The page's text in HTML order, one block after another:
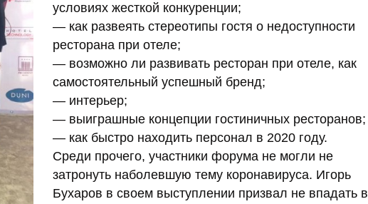
условиях жесткой конкуренции;
— как развеять стереотипы гостя о недоступности
ресторана при отеле;
— возможно ли развивать ресторан при отеле, как
самостоятельный успешный бренд;
— интерьер;
— выиграшные концепции гостиничных ресторанов;
— как быстро находить персонал в 2020 году.
Среди прочего, участники форума не могли не
затронуть наболевшую тему коронавируса. Игорь
Бухаров в своем выступлении призвал не впадать в